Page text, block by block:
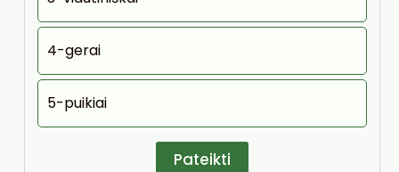
4-gerai
5-puikiai